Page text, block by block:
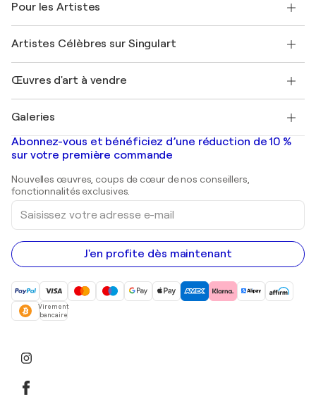
Offrir une carte cadeau
Rejoignez notre programme commercial
Mon compte
+33 1 76 44 06 42
FAQ
Magazine Singulart
Emplois
Découvrez une sélection d'art original
Pour les Artistes
Se connecter en tant qu'Artiste
Artistes Célèbres sur Singulart
Marc Chagall
Banksy
Mr. Brainwash
Shepard Fairey
Œuvres d'art à vendre
Tableaux abstraits à vendre
Peintures de paysage
Estampes
Peintures acryliques
Galeries
Galeries d'art en France
Galeries d'art en Belgique
Abonnez-vous et bénéficiez d’une réduction de 10 %
sur votre première commande
Nouvelles œuvres, coups de cœur de nos conseillers,
fonctionnalités exclusives.
Saisissez
votre
adresse
e-
mail
J'en profite dès maintenant
Virement
bancaire